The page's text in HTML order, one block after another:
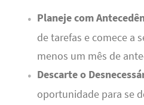
Planeje com
de tarefas e comece a
menos um mês de
Descarte o
oportunidade para se